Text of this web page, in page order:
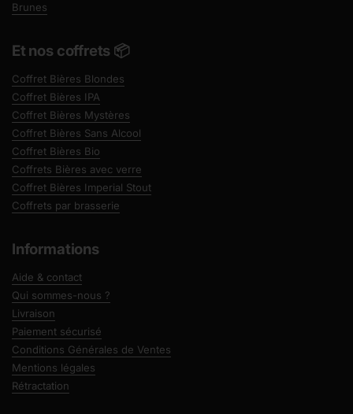
Brunes
Et nos coffrets 📦
Coffret Bières Blondes
Coffret Bières IPA
Coffret Bières Mystères
Coffret Bières Sans Alcool
Coffret Bières Bio
Coffrets Bières avec verre
Coffret Bières Imperial Stout
Coffrets par brasserie
Informations
Aide & contact
Qui sommes-nous ?
Livraison
Paiement sécurisé
Conditions Générales de Ventes
Mentions légales
Rétractation